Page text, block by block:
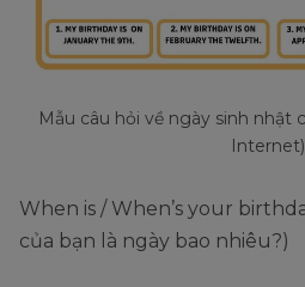
Mẫu câu hỏi về ngày sinh nhật
Internet)
When is / When’s your
của bạn là ngày bao nhiêu?)